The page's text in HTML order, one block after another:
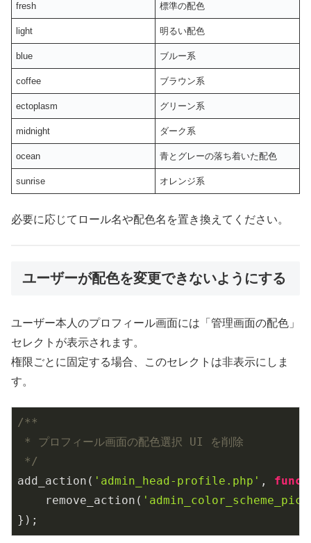
fresh 標準の配色
light 明るい配色
blue ブルー系
coffee ブラウン系
ectoplasm グリーン系
midnight ダーク系
ocean 青とグレーの落ち着いた配色
sunrise オレンジ系
必要に応じてロール名や配色名を置き換えてください。
ユーザーが配色を変更できないようにする
ユーザー本人のプロフィール画面には「管理画面の配色」
セレクトが表示されます。
権限ごとに固定する場合、このセレクトは非表示にしま
す。
/**
* プロフィール画面の配色選択 UI を削除
*/
add_action( 'admin_head-profile.php' ,
    remove_action(
});